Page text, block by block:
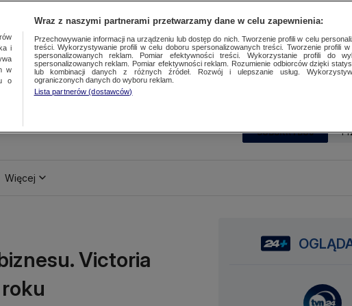
SUBSKRYBUJ
Więcej
Victoria
i
w
o
Wraz z naszymi partnerami przetwarzamy dane w celu zapewnienia:
Przechowywanie informacji na urządzeniu lub dostęp do nich. Tworzenie profili w celu
treści. Wykorzystywanie profili w celu doboru spersonalizowanych treści. Tworzenie profili w
spersonalizowanych reklam. Pomiar efektywności treści. Wykorzystanie profili do
spersonalizowanych reklam. Pomiar efektywności reklam. Rozumienie odbiorców dzięki
lub kombinacji danych z różnych źródeł. Rozwój i ulepszanie usług.
ograniczonych danych do wyboru reklam.
Lista partnerów (dostawców)